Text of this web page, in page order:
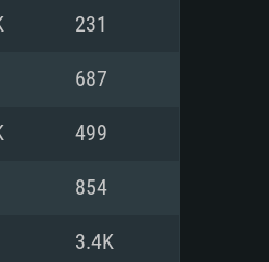
débit
débit
de
231
687
499
854
3.4K